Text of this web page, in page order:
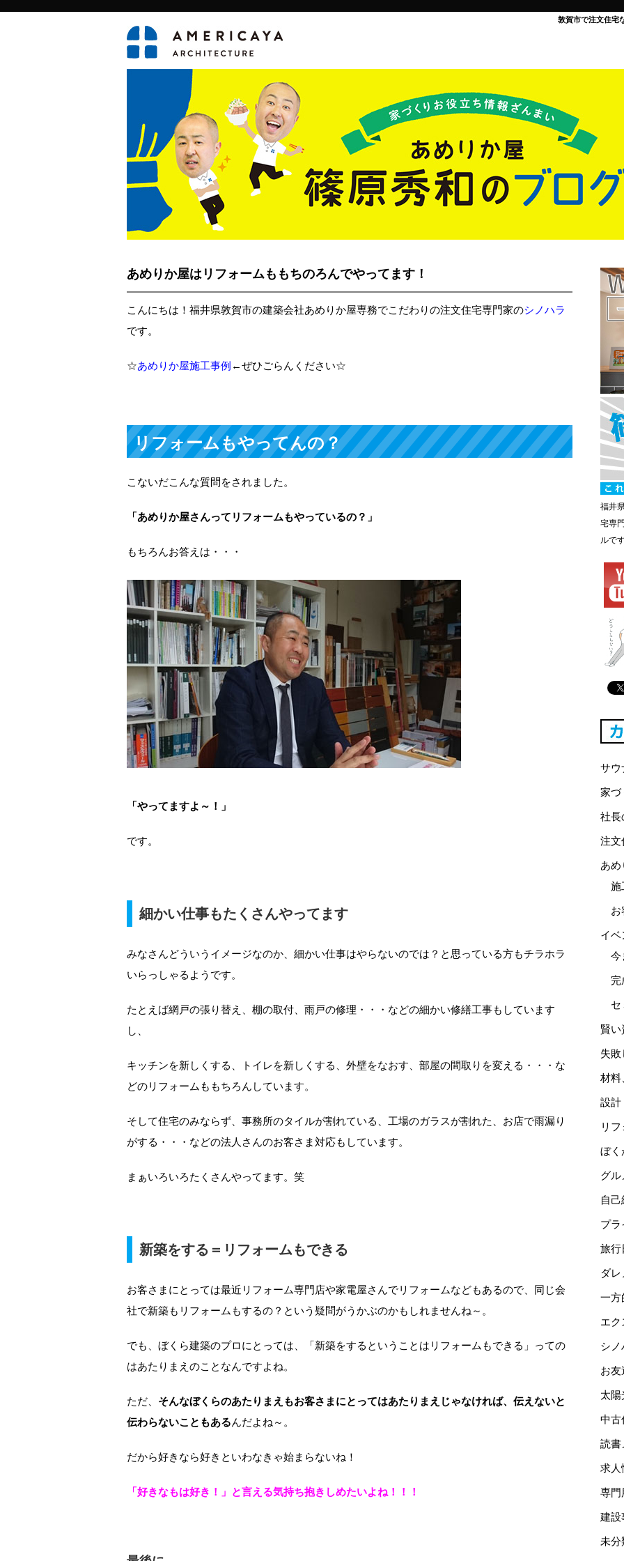
敦賀市で注文住宅
あめりか屋はリフォームももちのろんでやってます！
こんにちは！福井県敦賀市の建築会社あめりか屋専務でこだわりの注文住宅専門家のシノハラ
です。
☆あめりか屋施工事例 ←ぜひごらんください☆
リフォームもやってんの？
こないだこんな質問をされました。
「あめりか屋さんってリフォームもやっているの？」
もちろんお答えは・・・
「やってますよ～！」
です。
細かい仕事もたくさんやってます
みなさんどういうイメージなのか、細かい仕事はやらないのでは？と思っている方もチラホラ
いらっしゃるようです。
たとえば網戸の張り替え、棚の取付、雨戸の修理・・・などの細かい修繕工事もしています
し、
キッチンを新しくする、トイレを新しくする、外壁をなおす、部屋の間取りを変える・・・な
どのリフォームももちろんしています。
そして住宅のみならず、事務所のタイルが割れている、工場のガラスが割れた、お店で雨漏り
がする・・・などの法人さんのお客さま対応もしています。
まぁいろいろたくさんやってます。笑
新築をする＝リフォームもできる
お客さまにとっては最近リフォーム専門店や家電屋さんでリフォームなどもあるので、同じ会
社で新築もリフォームもするの？という疑問がうかぶのかもしれませんね～。
でも、ぼくら建築のプロにとっては、「新築をするということはリフォームもできる」っての
はあたりまえのことなんですよね。
ただ、 そんなぼくらのあたりまえもお客さまにとってはあたりまえじゃなければ、伝えないと
伝わらないこともあるんだよね～。
だから好きなら好きといわなきゃ始まらないね！
「好きなもは好き！」と言える気持ち抱きしめたいよね！！！
福井
宅専
ルで
サウ
家づ
社長
注文
あめ
施
お
イベ
今
完
セ
賢い
失敗
材料
設計
リ
ぼく
グ
自
プ
旅行
ダ
一方
エク
シノ
お友
太陽
中古
読書
求人
専門
建設
未分